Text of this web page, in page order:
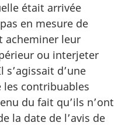
était arrivée
en mesure de
acheminer leur
ou interjeter
d’une
contribuables
du fait qu’ils n’ont
la date de l’avis de